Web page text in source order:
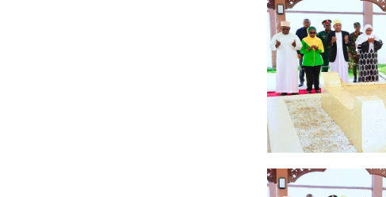
TANZANIA YAIPONGEZA
WAKULIMA WAPEWA MBINU YA
Msajili wa Hazina ateta na Rais